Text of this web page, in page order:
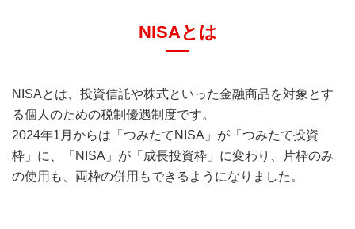
NISAとは
NISAとは、投資信託や株式といった金融商品を対象とす
る個人のための税制優遇制度です。
2024年1月からは「つみたてNISA」が「つみたて投資
枠」に、「NISA」が「成長投資枠」に変わり、片枠のみ
の使用も、両枠の併用もできるようになりました。